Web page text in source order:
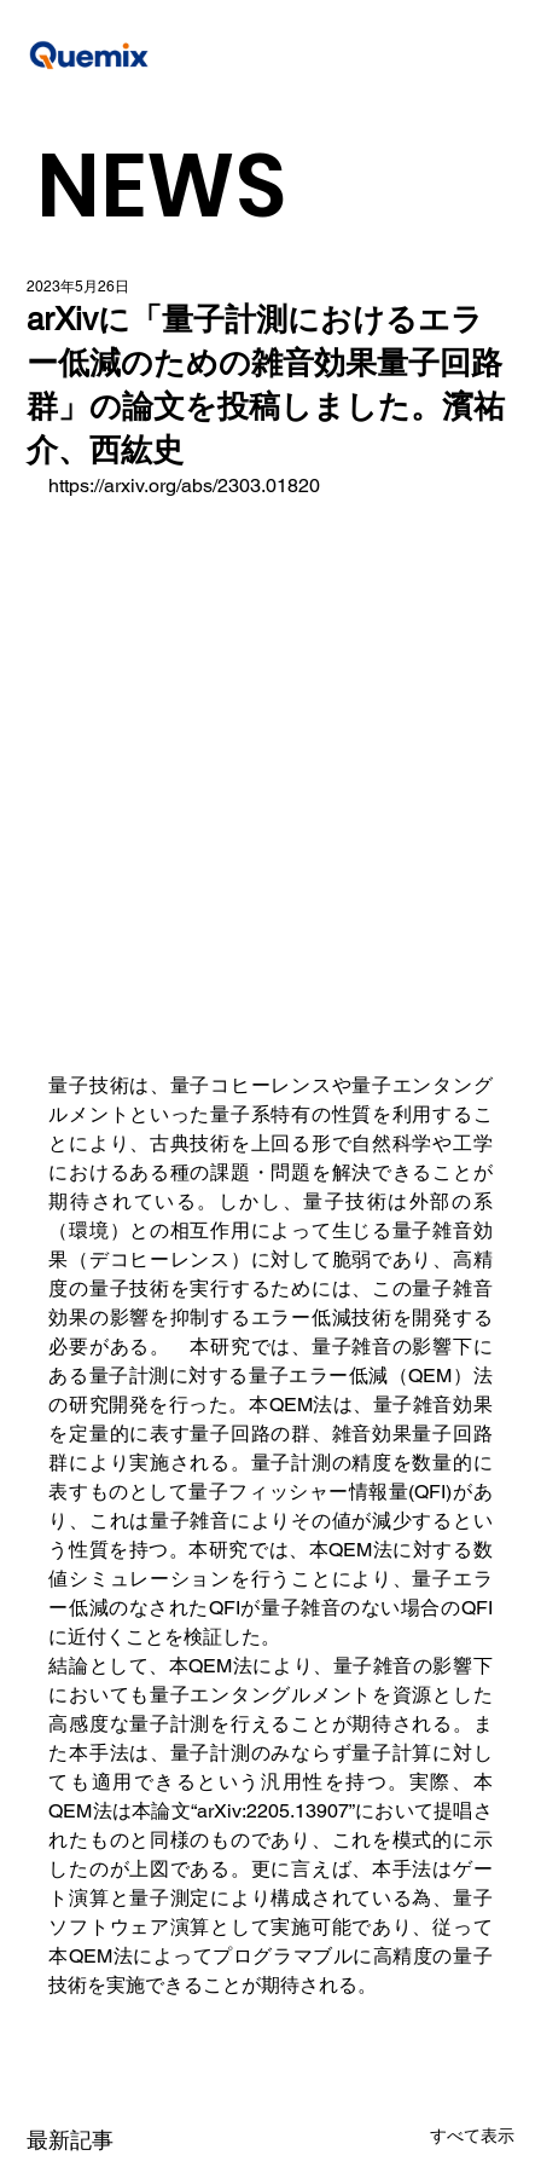
arXivに「量子計測におけるエラ
ー低減のための雑音効果量子回路
群」の論文を投稿しました。濱祐
介、西紘史
2023年5月26日
https://arxiv.org/abs/2303.01820
量子技術は、量子コヒーレンスや量子エンタング
ルメントといった量子系特有の性質を利用するこ
とにより、古典技術を上回る形で自然科学や工学
におけるある種の課題・問題を解決できることが
期待されている。しかし、量子技術は外部の系
（環境）との相互作用によって生じる量子雑音効
果（デコヒーレンス）に対して脆弱であり、高精
度の量子技術を実行するためには、この量子雑音
効果の影響を抑制するエラー低減技術を開発する
必要がある。　本研究では、量子雑音の影響下に
ある量子計測に対する量子エラー低減（QEM）法
の研究開発を行った。本QEM法は、量子雑音効果
を定量的に表す量子回路の群、雑音効果量子回路
群により実施される。量子計測の精度を数量的に
表すものとして量子フィッシャー情報量(QFI)があ
り、これは量子雑音によりその値が減少するとい
う性質を持つ。本研究では、本QEM法に対する数
値シミュレーションを行うことにより、量子エラ
ー低減のなされたQFIが量子雑音のない場合のQFI
に近付くことを検証した。
結論として、本QEM法により、量子雑音の影響下
においても量子エンタングルメントを資源とした
高感度な量子計測を行えることが期待される。ま
た本手法は、量子計測のみならず量子計算に対し
ても適用できるという汎用性を持つ。実際、本
QEM法は本論文“arXiv:2205.13907”において提唱さ
れたものと同様のものであり、これを模式的に示
したのが上図である。更に言えば、本手法はゲー
ト演算と量子測定により構成されている為、量子
ソフトウェア演算として実施可能であり、従って
本QEM法によってプログラマブルに高精度の量子
技術を実施できることが期待される。
最新記事 すべて表示
NEWS